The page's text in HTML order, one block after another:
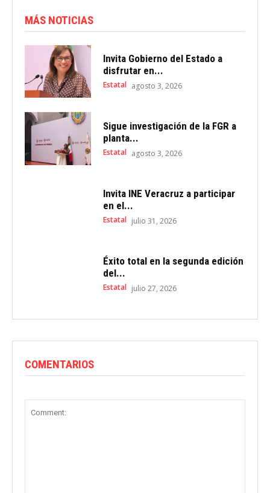
MÁS NOTICIAS
Invita Gobierno del Estado a
disfrutar en...
Estatal agosto 3, 2026
Sigue investigación de la FGR a
planta...
Estatal agosto 3, 2026
Invita INE Veracruz a participar
en el...
Estatal julio 31, 2026
Éxito total en la segunda edición
del...
Estatal julio 27, 2026
COMENTARIOS